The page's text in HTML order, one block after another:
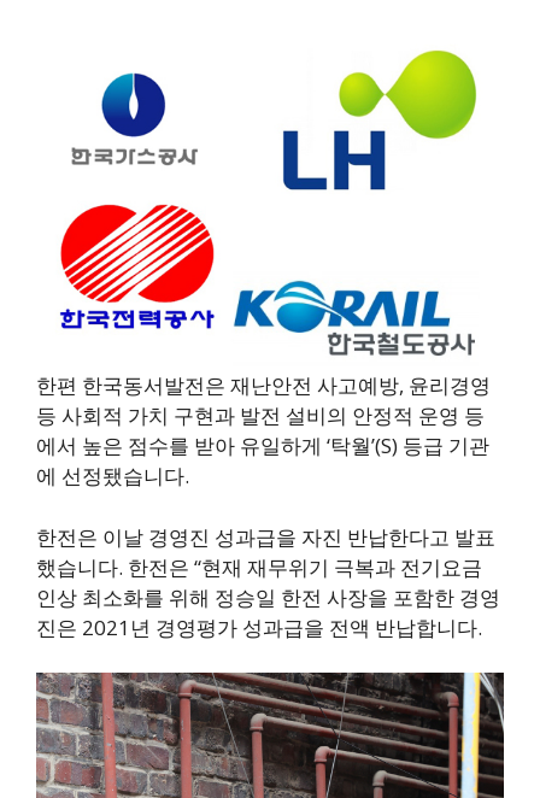
한편 한국동서발전은 재난안전 사고예방, 윤리경영
등 사회적 가치 구현과 발전 설비의 안정적 운영 등
에서 높은 점수를 받아 유일하게 ‘탁월’(S) 등급 기관
에 선정됐습니다.
한전은 이날 경영진 성과급을 자진 반납한다고 발표
했습니다. 한전은 “현재 재무위기 극복과 전기요금
인상 최소화를 위해 정승일 한전 사장을 포함한 경영
진은 2021년 경영평가 성과급을 전액 반납합니다.